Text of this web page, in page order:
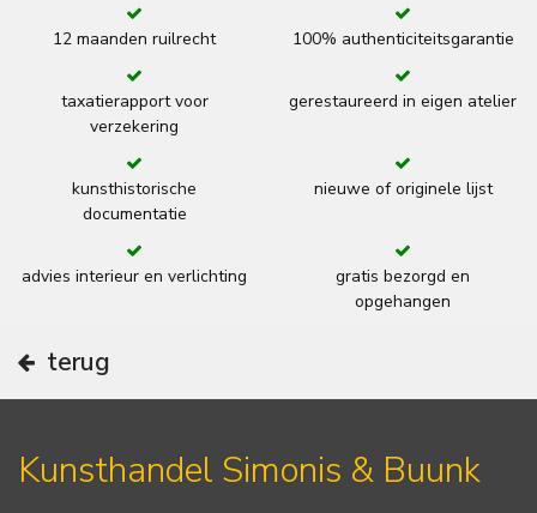
12 maanden ruilrecht 100% authenticiteitsgarantie
taxatierapport voor
verzekering
gerestaureerd in eigen atelier
kunsthistorische
documentatie
nieuwe of originele lijst
advies interieur en verlichting
gratis bezorgd en
opgehangen
terug
Kunsthandel Simonis & Buunk